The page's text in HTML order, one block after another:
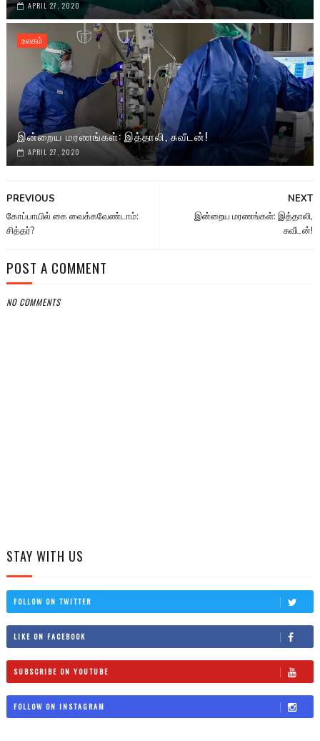
APRIL 27, 2020
உலகம்
இன்றைய மரணங்கள்: இத்தாலி, சுவீடன்!
APRIL 27, 2020
NEXT
இன்றைய மரணங்கள்: இத்தாலி,
சுவீடன்!
PREVIOUS
கோப்பாயில் கை வைக்கவேண்டாம்:
சித்தர்?
POST A COMMENT
NO COMMENTS
STAY WITH US
FOLLOW ON TWITTER
LIKE ON FACEBOOK
SUBSCRIBE ON YOUTUBE
FOLLOW ON INSTAGRAM